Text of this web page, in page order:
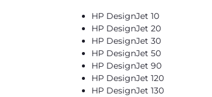
HP DesignJet 10
HP DesignJet 20
HP DesignJet 30
HP DesignJet 50
HP DesignJet 90
HP DesignJet 120
HP DesignJet 130